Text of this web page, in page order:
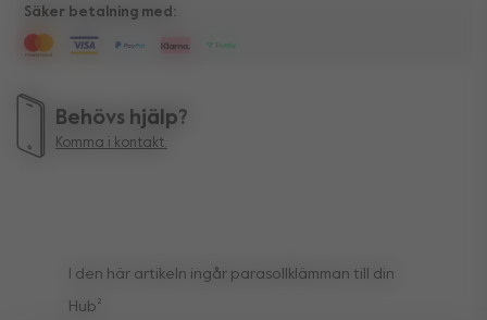
Säker betalning med:
Behövs hjälp?
Komma i kontakt.
I den här artikeln ingår parasollklämman till din
Hub²